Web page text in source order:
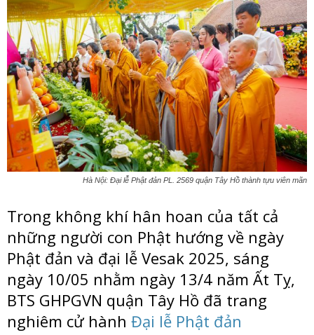
Hà Nội: Đại lễ Phật đản PL. 2569 quận Tây Hồ thành tựu viên mãn
Trong không khí hân hoan của tất cả
những người con Phật hướng về ngày
Phật đản và đại lễ Vesak 2025, sáng
ngày 10/05 nhằm ngày 13/4 năm Ất Tỵ,
BTS GHPGVN quận Tây Hồ đã trang
nghiêm cử hành Đại lễ Phật đản